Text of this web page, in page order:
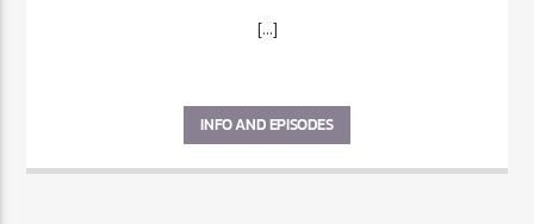
[...]
INFO AND EPISODES